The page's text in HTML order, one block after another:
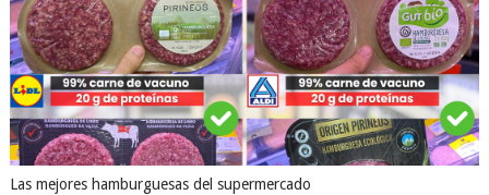
Las mejores hamburguesas del supermercado